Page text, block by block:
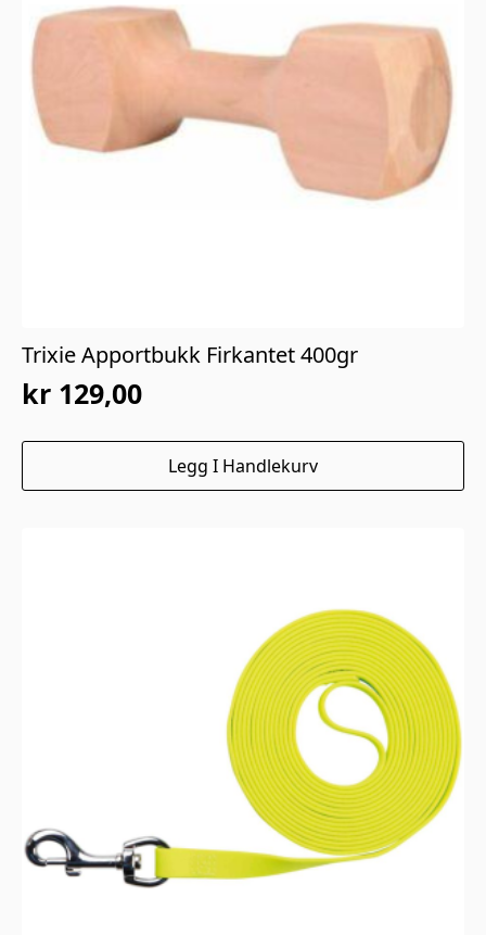
Trixie Apportbukk Firkantet 400gr
kr 129,00
Legg I Handlekurv